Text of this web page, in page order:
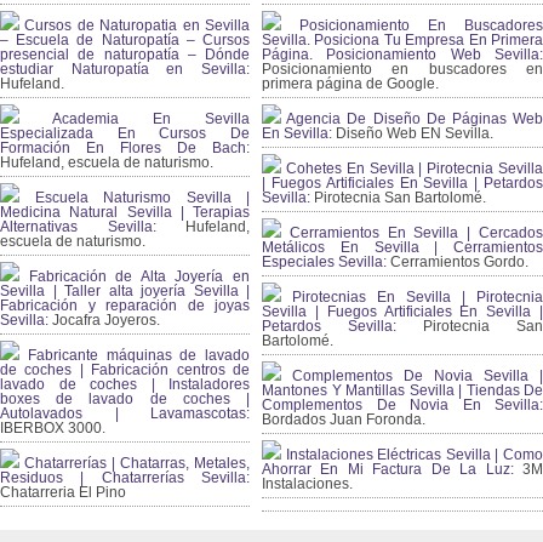
Cursos de Naturopatia en Sevilla
– Escuela de Naturopatía – Cursos
presencial de naturopatía – Dónde
estudiar Naturopatía en Sevilla:
Hufeland.
Academia En Sevilla
Especializada En Cursos De
Formación En Flores De Bach:
Hufeland, escuela de naturismo.
Escuela Naturismo Sevilla |
Medicina Natural Sevilla | Terapias
Alternativas Sevilla: Hufeland,
escuela de naturismo.
Fabricación de Alta Joyería en
Sevilla | Taller alta joyería Sevilla |
Fabricación y reparación de joyas
Sevilla: Jocafra Joyeros.
Fabricante máquinas de lavado
de coches | Fabricación centros de
lavado de coches | Instaladores
boxes de lavado de coches |
Autolavados | Lavamascotas:
IBERBOX 3000.
Chatarrerías | Chatarras, Metales,
Residuos | Chatarrerías Sevilla:
Chatarreria El Pino
Posicionamiento En Buscadores
Sevilla. Posiciona Tu Empresa En Primera
Página. Posicionamiento Web Sevilla:
Posicionamiento en buscadores en
primera página de Google.
Agencia De Diseño De Páginas Web
En Sevilla: Diseño Web EN Sevilla.
Cohetes En Sevilla | Pirotecnia Sevilla
| Fuegos Artificiales En Sevilla | Petardos
Sevilla: Pirotecnia San Bartolomé.
Cerramientos En Sevilla | Cercados
Metálicos En Sevilla | Cerramientos
Especiales Sevilla: Cerramientos Gordo.
Pirotecnias En Sevilla | Pirotecnia
Sevilla | Fuegos Artificiales En Sevilla |
Petardos Sevilla: Pirotecnia San
Bartolomé.
Complementos De Novia Sevilla |
Mantones Y Mantillas Sevilla | Tiendas De
Complementos De Novia En Sevilla:
Bordados Juan Foronda.
Instalaciones Eléctricas Sevilla | Como
Ahorrar En Mi Factura De La Luz:3M
Instalaciones.